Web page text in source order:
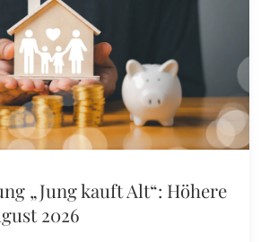
„Jung kauft Alt“: Höhere
2026